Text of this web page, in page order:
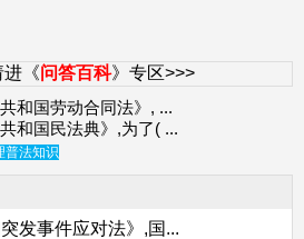
进《问答百科》专区>>>
和国劳动合同法》, ...
和国民法典》,为了( ...
普法知识
发事件应对法》,国...